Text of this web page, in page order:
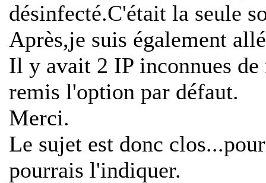
désinfecté.C'était la seule
Après,je suis également
Il y avait 2 IP inconnues
remis l'option par défaut.
Merci.
Le sujet est donc
pourrais l'indiquer.